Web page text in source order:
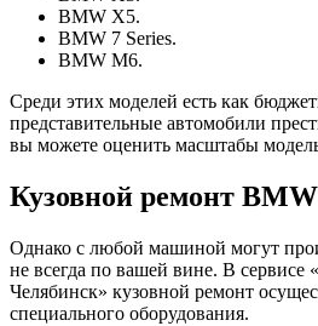
BMW X5.
BMW 7 Series.
BMW M6.
Среди этих моделей есть как
представительные автомобили
вы можете оценить масштабы
Кузовной ремонт BMW
Однако с любой машиной могут
не всегда по вашей вине. В сервисе
Челябинск» кузовной ремонт
специального оборудования.